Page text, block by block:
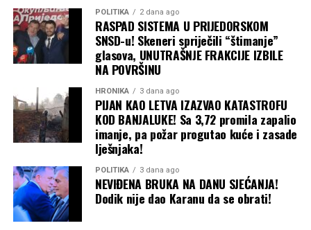
POLITIKA 2 dana ago
RASPAD SISTEMA U PRIJEDORSKOM
SNSD-u! Skeneri spriječili “štimanje”
glasova, UNUTRAŠNJE FRAKCIJE IZBILE
NA POVRŠINU
HRONIKA 3 dana ago
PIJAN KAO LETVA IZAZVAO KATASTROFU
KOD BANJALUKE! Sa 3,72 promila zapalio
imanje, pa požar progutao kuće i zasade
lješnjaka!
POLITIKA 3 dana ago
NEVIĐENA BRUKA NA DANU SJEĆANJA!
Dodik nije dao Karanu da se obrati!